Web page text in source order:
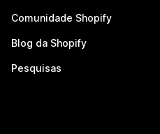
Comunidade Shopify
Blog da Shopify
Pesquisas